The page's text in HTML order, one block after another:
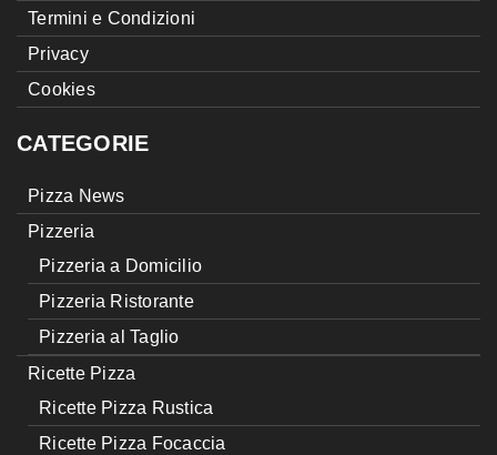
Termini e Condizioni
Privacy
Cookies
CATEGORIE
Pizza News
Pizzeria
Pizzeria a Domicilio
Pizzeria Ristorante
Pizzeria al Taglio
Ricette Pizza
Ricette Pizza Rustica
Ricette Pizza Focaccia